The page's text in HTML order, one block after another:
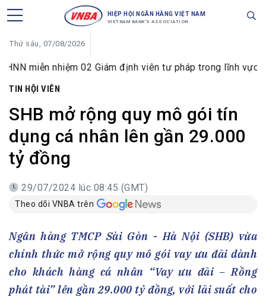
HIỆP HỘI NGÂN HÀNG VIỆT NAM
VIETNAM BANK'S ASSOCIATION
Thứ sáu, 07/08/2026
nhiệm 02 Giám định viên tư pháp trong lĩnh vực tiền tệ và
TIN HỘI VIÊN
SHB mở rộng quy mô gói tín
dụng cá nhân lên gần 29.000
tỷ đồng
29/07/2024 lúc 08:45 (GMT)
Theo dõi VNBA trên
Ngân hàng TMCP Sài Gòn - Hà Nội (SHB) vừa
chính thức mở rộng quy mô gói vay ưu đãi dành
cho khách hàng cá nhân “Vay ưu đãi – Rồng
phát tài” lên gần 29.000 tỷ đồng, với lãi suất cho